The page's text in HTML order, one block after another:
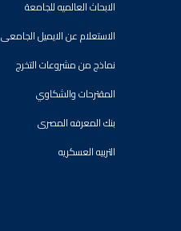
الابحاث العالميه للجامعة
الاستعلام عن الايميل الجامعى
نماذج من مشروعات التخرج
المقترحات والشكاوي
بنك المعرفه المصرى
التربيه العسكريه